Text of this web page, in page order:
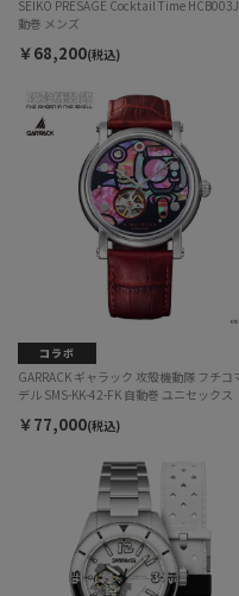
SEIKO PRESAGE Cocktail Time
動巻 メンズ
￥68,200(税込)
GARRACK ギャラック 攻殻機動隊 フチコ
デル SMS-KK-42-FK 自動巻 ユニセックス
￥77,000(税込)